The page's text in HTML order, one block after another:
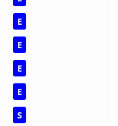
E
E
E
E
S